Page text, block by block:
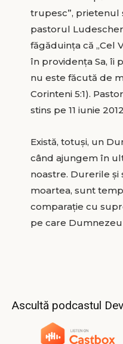
trupesc”, prietenul
pastorul
făgăduinţa că „Cel
în providenţa Sa, îi
nu este făcută de
Corinteni 5:1).
stins pe 11 iunie
Există, totuşi, un
când ajungem în
noastre. Durerile şi
moartea, sunt
comparaţie cu
pe care
Ascultă podcastul